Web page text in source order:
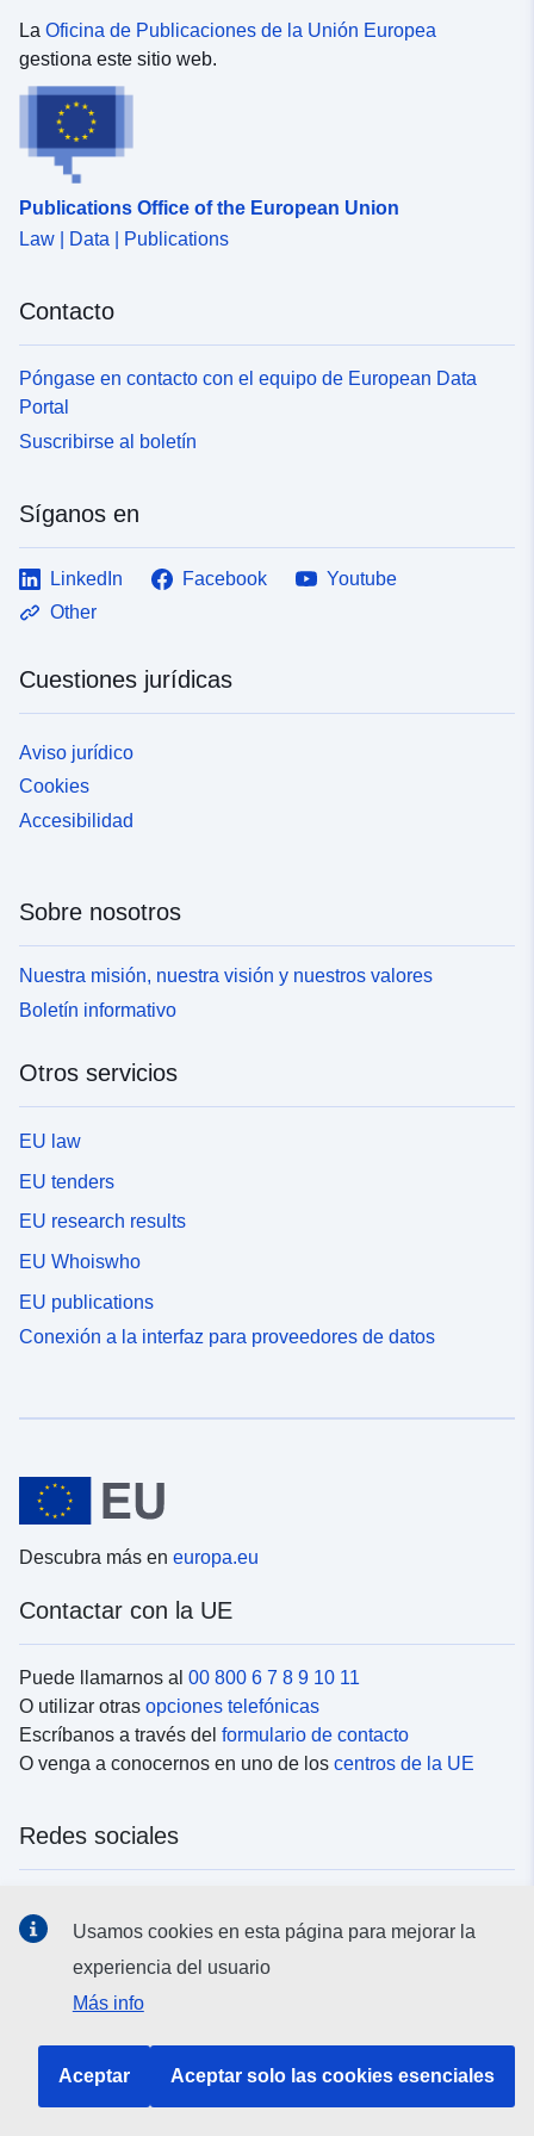
La Oficina de Publicaciones de la Unión Europea
gestiona este sitio web.
Publications Office of the European Union
Law | Data | Publications
Contacto
Póngase en contacto con el equipo de European Data
Portal
Suscribirse al boletín
Síganos en
LinkedIn Facebook
Youtube
Other
Cuestiones jurídicas
Aviso jurídico
Cookies
Accesibilidad
Sobre nosotros
Nuestra misión, nuestra visión y nuestros valores
Boletín informativo
Otros servicios
EU law
EU tenders
EU research results
EU Whoiswho
EU publications
Conexión a la interfaz para proveedores de datos
Descubra más en europa.eu
Contactar con la UE
Puede llamarnos al 00 800 6 7 8 9 10 11
O utilizar otras opciones telefónicas
Escríbanos a través del formulario de contacto
O venga a conocernos en uno de los centros de la UE
Redes sociales
Instituciones y organismos de la UE
Usamos cookies en esta página para mejorar la
experiencia del usuario
Más info
Aceptar Aceptar solo las cookies esenciales